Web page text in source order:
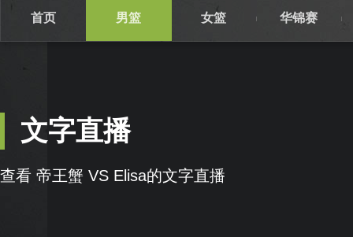
首页 男篮 女篮 华锦赛
文字直播
查看 帝王蟹 VS Elisa的文字直播